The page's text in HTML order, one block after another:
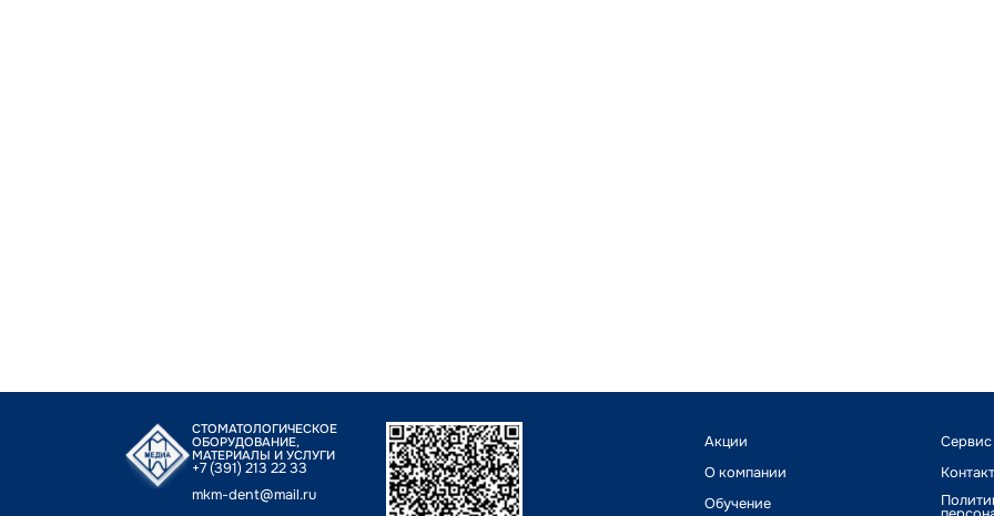
СТОМАТОЛОГИЧЕСКОЕ
ОБОРУДОВАНИЕ,
МАТЕРИАЛЫ И УСЛУГИ
+7 (391) 213 22 33
mkm-dent@mail.ru
Акции
О компании
Обучение
Сервис